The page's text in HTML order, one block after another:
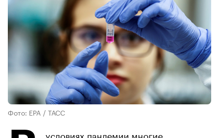
Фото: EPA / ТАСС
условиях пандемии многие